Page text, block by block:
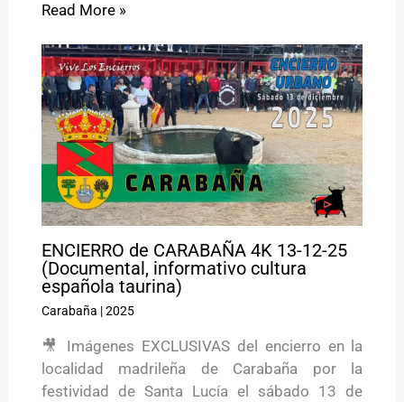
Read More »
ENCIERRO de CARABAÑA 4K 13-12-25
(Documental, informativo cultura
española taurina)
Carabaña |2025
🎥 Imágenes EXCLUSIVAS del encierro en la
localidad madrileña de Carabaña por la
festividad de Santa Lucía el sábado 13 de